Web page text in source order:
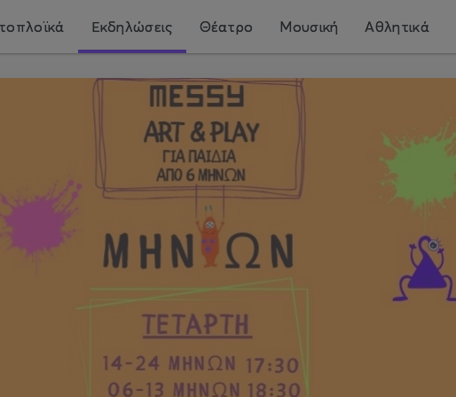
Εκδηλώσεις Θέατρο Μουσική Αθλητικά